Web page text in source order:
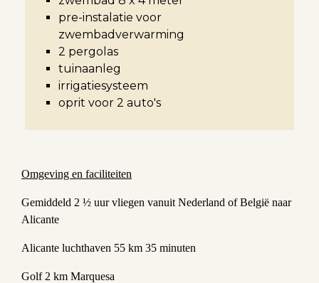
pre-instalatie voor
zwembadverwarming
2 pergolas
tuinaanleg
irrigatiesysteem
oprit voor 2 auto's
Omgeving en faciliteiten
Gemiddeld 2 ½ uur vliegen vanuit Nederland of België naar
Alicante
Alicante luchthaven 55 km 35 minuten
Golf 2 km Marquesa